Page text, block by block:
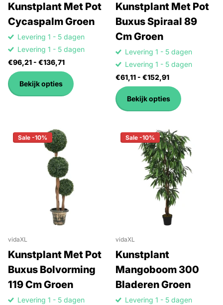
Kunstplant Met Pot
Cycaspalm Groen
Levering 1 - 5 dagen
Levering 1 - 5 dagen
€96,21 - €136,71
Bekijk opties
Kunstplant Met Pot
Buxus Spiraal 89
Cm Groen
Levering 1 - 5 dagen
Levering 1 - 5 dagen
€61,11 - €152,91
Bekijk opties
Sale -10%
vidaXL
Kunstplant Met Pot
Buxus Bolvorming
119 Cm Groen
Levering 1 - 5 dagen
Sale -10%
vidaXL
Kunstplant
Mangoboom 300
Bladeren Groen
Levering 1 - 5 dagen